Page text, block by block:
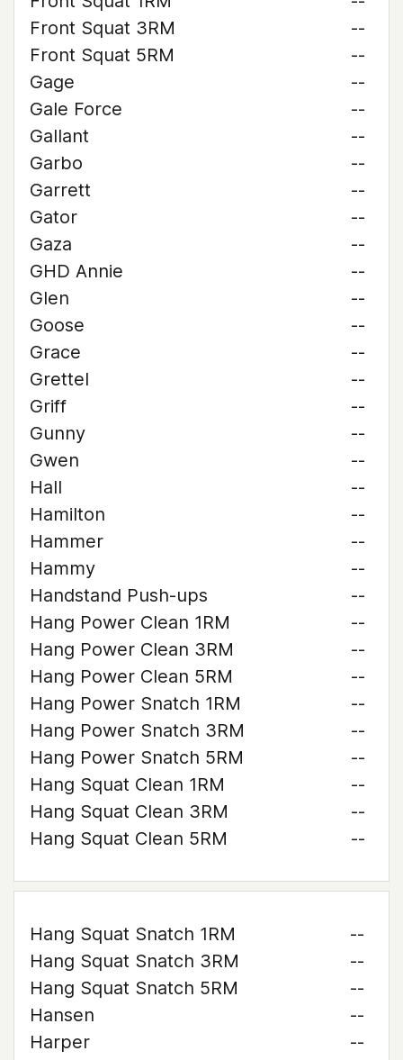
Front Squat 3RM
--
Front Squat 5RM
--
Gage
--
Gale Force
--
Gallant
--
Garbo
--
Garrett
--
Gator
--
Gaza
--
GHD Annie
--
Glen
--
Goose
--
Grace
--
Grettel
--
Griff
--
Gunny
--
Gwen
--
Hall
--
Hamilton
--
Hammer
--
Hammy
--
Handstand Push-ups
--
Hang Power Clean 1RM
--
Hang Power Clean 3RM
--
Hang Power Clean 5RM
--
Hang Power Snatch 1RM
--
Hang Power Snatch 3RM
--
Hang Power Snatch 5RM
--
Hang Squat Clean 1RM
--
Hang Squat Clean 3RM
--
Hang Squat Clean 5RM
--
Hang Squat Snatch 1RM
--
Hang Squat Snatch 3RM
--
Hang Squat Snatch 5RM
--
Hansen
--
Harper
--